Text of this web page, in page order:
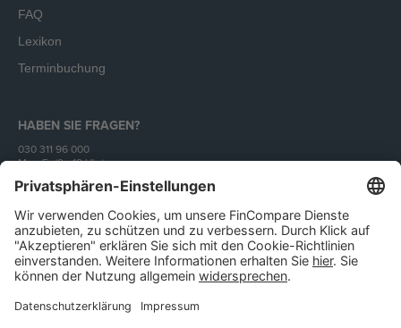
FAQ
Lexikon
Terminbuchung
HABEN SIE FRAGEN?
030 311 96 000
Mo - Fr (9 - 18 Uhr)
Unser Angebot richtet sich ausschließlich an Unternehmen.
ImpressumAGBDatenschutzIT-Sicherheit